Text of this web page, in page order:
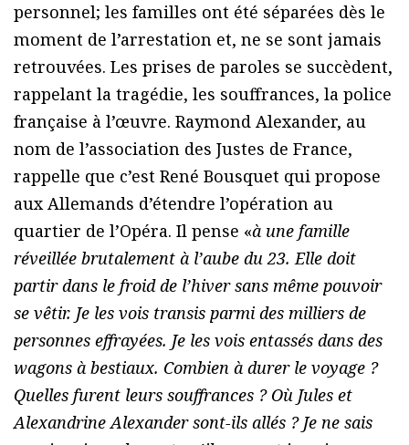
personnel; les familles ont été séparées dès le
moment de l’arrestation et, ne se sont jamais
retrouvées. Les prises de paroles se succèdent,
rappelant la tragédie, les souffrances, la police
française à l’œuvre. Raymond Alexander, au
nom de l’association des Justes de France,
rappelle que c’est René Bousquet qui propose
aux Allemands d’étendre l’opération au
quartier de l’Opéra. Il pense «à une famille
réveillée brutalement à l’aube du 23. Elle doit
partir dans le froid de l’hiver sans même pouvoir
se vêtir. Je les vois transis parmi des milliers de
personnes effrayées. Je les vois entassés dans des
wagons à bestiaux. Combien à durer le voyage ?
Quelles furent leurs souffrances ? Où Jules et
Alexandrine Alexander sont-ils allés ? Je ne sais